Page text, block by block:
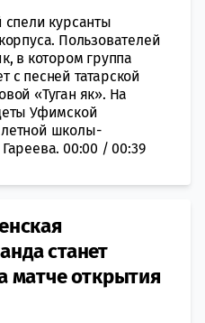
спели курсанты
Пользователей
в котором группа
с песней татарской
«Туган як». На
Уфимской
школы-
00:00 / 00:39
станет
матче открытия